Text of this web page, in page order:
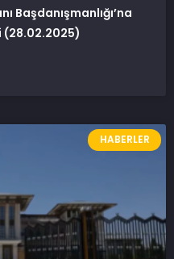
Başdanışmanlığı’na
(28.02.2025)
HABERLER